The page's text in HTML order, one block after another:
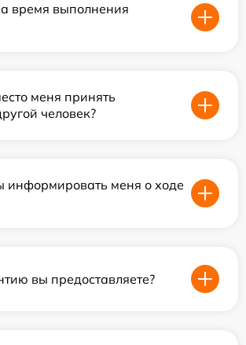
время выполнения
меня принять
человек?
информировать меня о ходе
вы предоставляете?